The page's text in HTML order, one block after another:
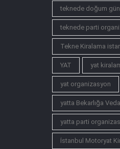
teknede doğum
teknede parti
Tekne Kiralama
YAT yat
yat organizasyon
yatta Bekarlığa
yatta parti
İstanbul Motoryat